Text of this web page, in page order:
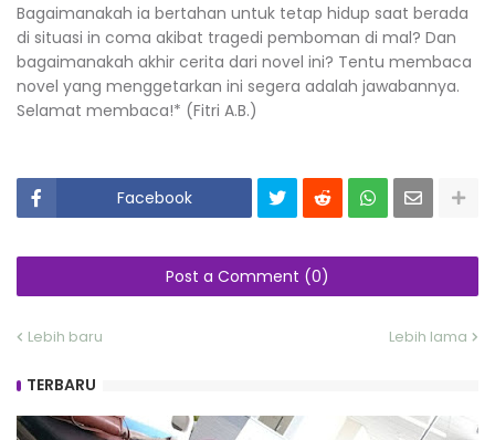
Bagaimanakah ia bertahan untuk tetap hidup saat berada
di situasi in coma akibat tragedi pemboman di mal? Dan
bagaimanakah akhir cerita dari novel ini? Tentu membaca
novel yang menggetarkan ini segera adalah jawabannya.
Selamat membaca!* (Fitri A.B.)
Facebook
Post a Comment (0)
Lebih baru Lebih lama
TERBARU